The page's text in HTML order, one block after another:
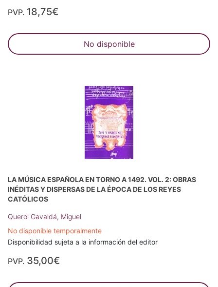
PVP. 18,75€
No disponible
LA MÚSICA ESPAÑOLA EN TORNO A 1492. VOL. 2: OBRAS
INÉDITAS Y DISPERSAS DE LA ÉPOCA DE LOS REYES
CATÓLICOS
Querol Gavaldá, Miguel
No disponible temporalmente
Disponibilidad sujeta a la información del editor
PVP. 35,00€